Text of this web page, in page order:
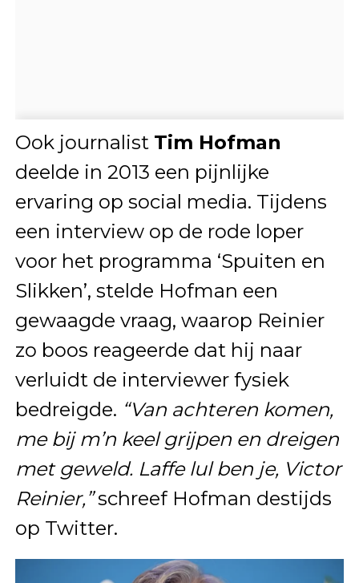
Ook journalist Tim Hofman
deelde in 2013 een pijnlijke
ervaring op social media. Tijdens
een interview op de rode loper
voor het programma ‘Spuiten en
Slikken’, stelde Hofman een
gewaagde vraag, waarop Reinier
zo boos reageerde dat hij naar
verluidt de interviewer fysiek
bedreigde. “Van achteren komen,
me bij m’n keel grijpen en dreigen
met geweld. Laffe lul ben je, Victor
Reinier,”schreef Hofman destijds
op Twitter.